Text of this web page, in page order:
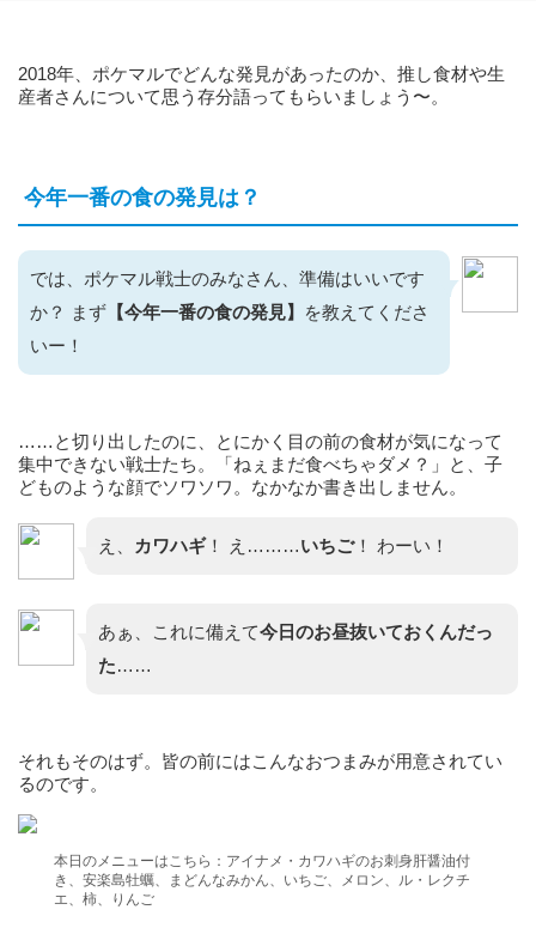
2018年、ポケマルでどんな発見があったのか、推し食材や生
産者さんについて思う存分語ってもらいましょう〜。
今年一番の食の発見は？
では、ポケマル戦士のみなさん、準備はいいです
か？ まず 【今年一番の食の発見】
を教えてくださ
いー！
……と切り出したのに、とにかく目の前の食材が気になって
集中できない戦士たち。「ねぇまだ食べちゃダメ？」と、子
どものような顔でソワソワ。なかなか書き出しません。
え、 カワハギ！ え………いちご！ わーい！
あぁ、これに備えて今日のお昼抜いておくんだっ
た……
それもそのはず。皆の前にはこんなおつまみが用意されてい
るのです。
本日のメニューはこちら：アイナメ・カワハギのお刺身肝醤油付
き、安楽島牡蠣、まどんなみかん、いちご、メロン、ル・レクチ
エ、柿、りんご